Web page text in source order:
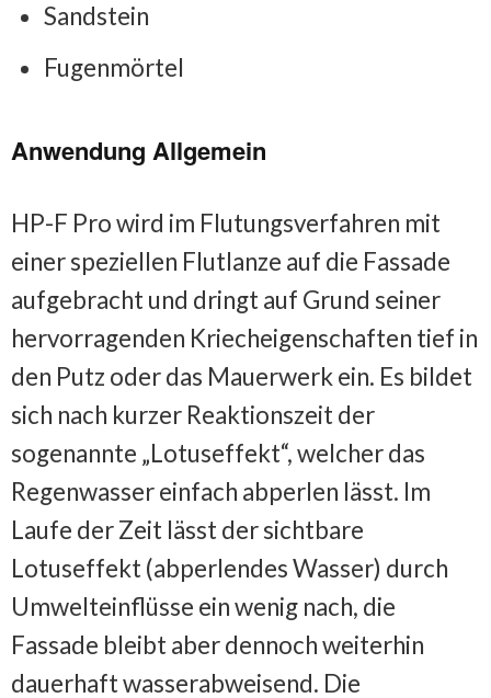
Sandstein
Fugenmörtel
Anwendung Allgemein
HP-F Pro wird im Flutungsverfahren mit
einer speziellen Flutlanze auf die Fassade
aufgebracht und dringt auf Grund seiner
hervorragenden Kriecheigenschaften tief in
den Putz oder das Mauerwerk ein. Es bildet
sich nach kurzer Reaktionszeit der
sogenannte „Lotuseffekt“, welcher das
Regenwasser einfach abperlen lässt. Im
Laufe der Zeit lässt der sichtbare
Lotuseffekt (abperlendes Wasser) durch
Umwelteinflüsse ein wenig nach, die
Fassade bleibt aber dennoch weiterhin
dauerhaft wasserabweisend. Die